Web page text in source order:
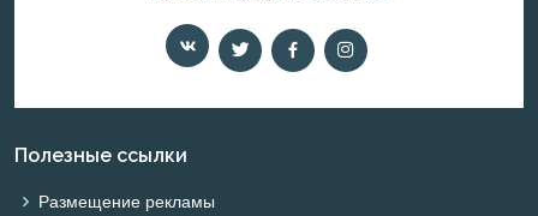
Полезные ссылки
Размещение рекламы